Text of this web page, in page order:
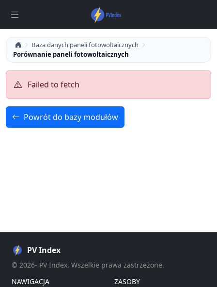
Baza danych paneli fotowoltaicznych
Porównanie paneli fotowoltaicznych
Failed to fetch
Powrót do bazy modułów
PV Index
© 2026- PV Index. Wszelkie prawa zastrzeżone.
NAWIGACJA
ZASOBY